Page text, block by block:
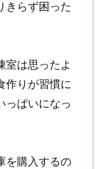
きらず困った
室は思ったよ
作りが習慣に
っぱいになっ
を購入するの